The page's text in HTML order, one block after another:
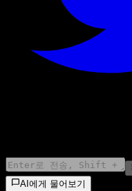
AI에게 물어보기